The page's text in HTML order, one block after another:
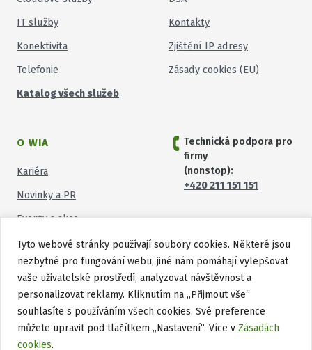
Tyto webové stránky používají soubory cookies. Některé jsou
nezbytné pro fungování webu, jiné nám pomáhají vylepšovat
vaše uživatelské prostředí, analyzovat návštěvnost a
personalizovat reklamy. Kliknutím na „Přijmout vše“
souhlasíte s používáním všech cookies. Své preference
můžete upravit pod tlačítkem „Nastavení“. Více v Zásadách
cookies.
IT služby
Konektivita
Telefonie
Katalog všech služeb
Kontakty
Zjištění IP adresy
Zásady cookies (EU)
O WIA
Kariéra
Novinky a PR
Eventy a akce
Technická podpora pro
firmy
(nonstop):
+420 211 151 151